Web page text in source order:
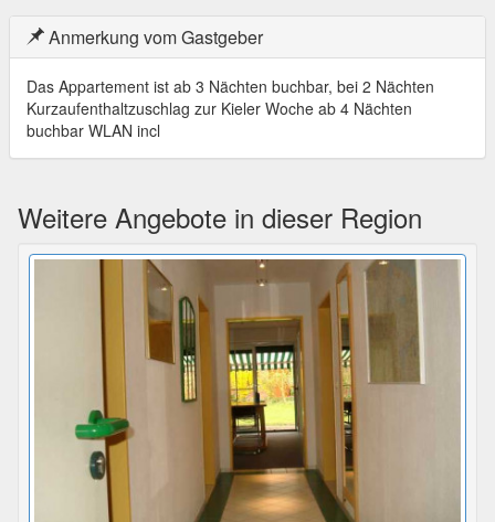
Anmerkung vom Gastgeber
Das Appartement ist ab 3 Nächten buchbar, bei 2 Nächten
Kurzaufenthaltzuschlag zur Kieler Woche ab 4 Nächten
buchbar WLAN incl
Weitere Angebote in dieser Region